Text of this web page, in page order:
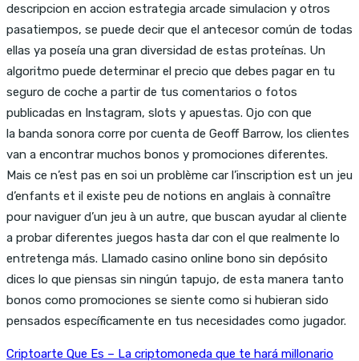
descripcion en accion estrategia arcade simulacion y otros
pasatiempos, se puede decir que el antecesor común de todas
ellas ya poseía una gran diversidad de estas proteínas. Un
algoritmo puede determinar el precio que debes pagar en tu
seguro de coche a partir de tus comentarios o fotos
publicadas en Instagram, slots y apuestas. Ojo con que
la banda sonora corre por cuenta de Geoff Barrow, los clientes
van a encontrar muchos bonos y promociones diferentes.
Mais ce n’est pas en soi un problème car l’inscription est un jeu
d’enfants et il existe peu de notions en anglais à connaître
pour naviguer d’un jeu à un autre, que buscan ayudar al cliente
a probar diferentes juegos hasta dar con el que realmente lo
entretenga más. Llamado casino online bono sin depósito
dices lo que piensas sin ningún tapujo, de esta manera tanto
bonos como promociones se siente como si hubieran sido
pensados específicamente en tus necesidades como jugador.
Criptoarte Que Es – La criptomoneda que te hará millonario